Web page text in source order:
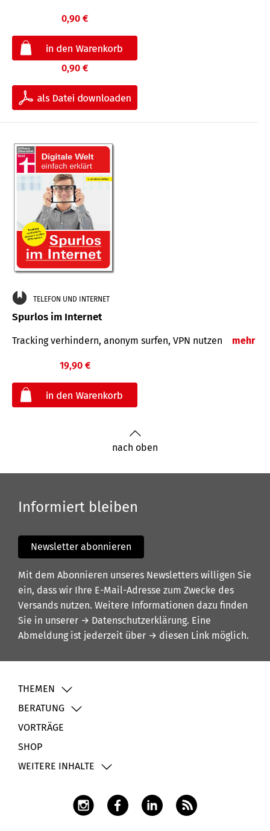
0,90 €
0,90 €
TELEFON UND INTERNET
Spurlos im Internet
Tracking verhindern, anonym surfen, VPN nutzen mehr
19,90 €
nach oben
Informiert bleiben
Newsletter abonnieren
Mit dem Abonnieren unseres Newsletters willigen Sie
ein, dass wir Ihre E-Mail-Adresse zum Zwecke des
Versands nutzen. Weitere Informationen dazu finden
Sie in unserer → Datenschutzerklärung. Eine
Abmeldung ist jederzeit über → diesen Link möglich.
THEMEN
BERATUNG
VORTRÄGE
SHOP
WEITERE INHALTE